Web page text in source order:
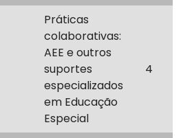
Práticas
colaborativas:
AEE e outros
suportes
especializados
em Educação
Especial
4